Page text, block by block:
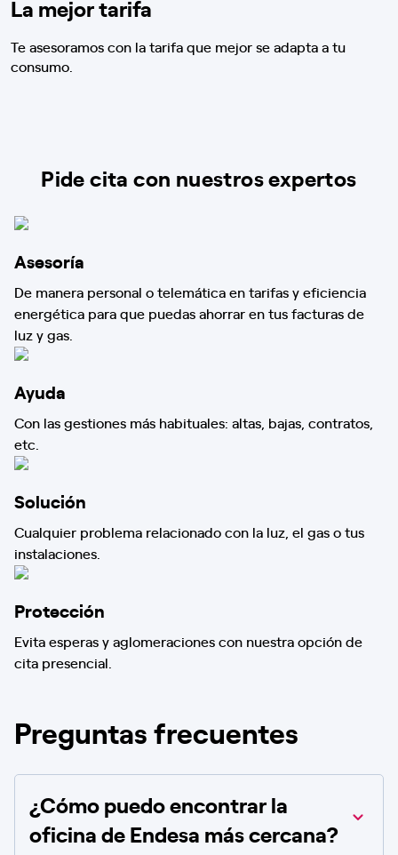
La mejor tarifa
Te asesoramos con la tarifa que mejor se adapta a tu
consumo.
Pide cita con nuestros expertos
Asesoría
De manera personal o telemática en tarifas y eficiencia
energética para que puedas ahorrar en tus facturas de
luz y gas.
Ayuda
Con las gestiones más habituales: altas, bajas, contratos,
etc.
Solución
Cualquier problema relacionado con la luz, el gas o tus
instalaciones.
Protección
Evita esperas y aglomeraciones con nuestra opción de
cita presencial.
Preguntas frecuentes
¿Cómo puedo encontrar la
oficina de Endesa más cercana?